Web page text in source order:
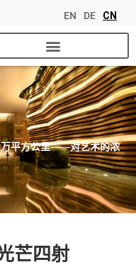
EN DE CN
平方公里——对艺术的浓
芒四射